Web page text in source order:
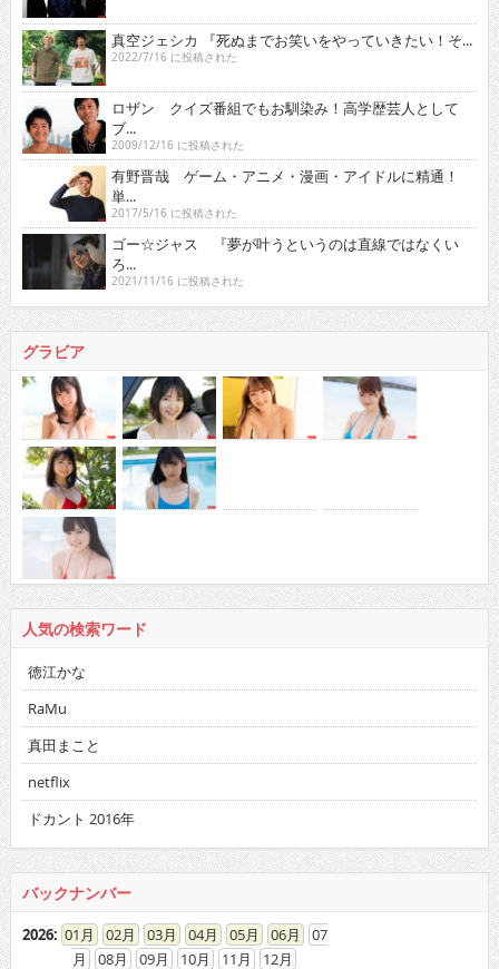
真空ジェシカ 『死ぬまでお笑いをやっていきたい！そ...
2022/7/16 に投稿された
ロザン クイズ番組でもお馴染み！高学歴芸人として
ブ...
2009/12/16 に投稿された
有野晋哉 ゲーム・アニメ・漫画・アイドルに精通！
単...
2017/5/16 に投稿された
ゴー☆ジャス 『夢が叶うというのは直線ではなくい
ろ...
2021/11/16 に投稿された
グラビア
人気の検索ワード
徳江かな
RaMu
真田まこと
netflix
ドカント 2016年
バックナンバー
2026: 01 02 03 04 05 06
07
08
09 10 11 12